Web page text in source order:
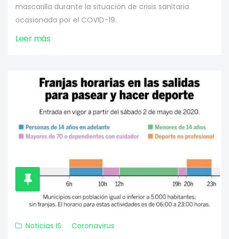
mascarilla durante la situación de crisis sanitaria
ocasionada por el COVID-19.
Leer más
Noticias IS
Coronavirus